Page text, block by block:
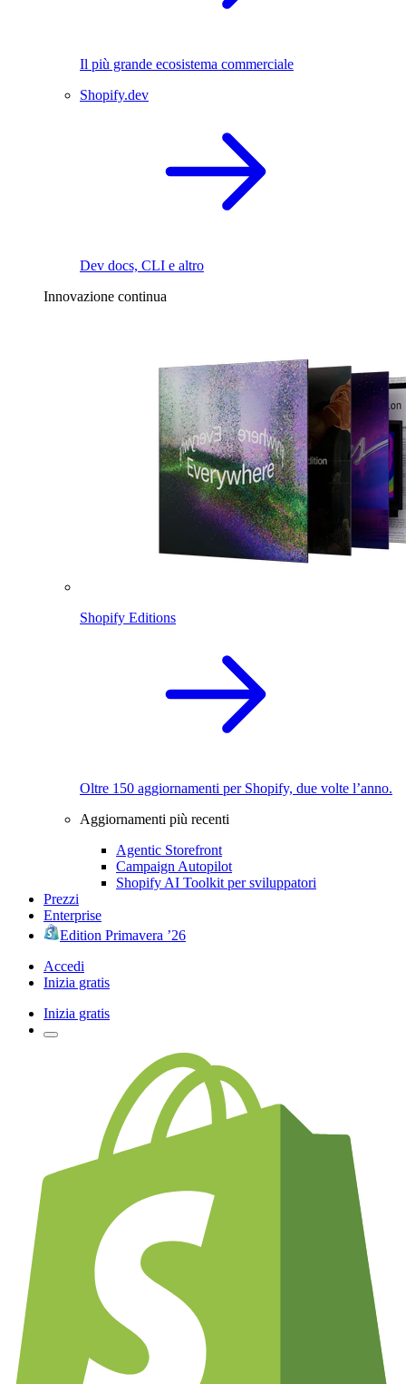
Il più grande ecosistema commerciale
Shopify.dev
Dev docs, CLI e altro
Innovazione continua
Shopify Editions
Oltre 150 aggiornamenti per Shopify, due volte l’anno.
Aggiornamenti più recenti
Agentic Storefront
Campaign Autopilot
Shopify AI Toolkit per sviluppatori
Prezzi
Enterprise
Edition Primavera ’26
Accedi
Inizia gratis
Inizia gratis